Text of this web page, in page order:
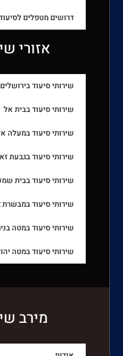
דרושים מטפלים
אזורי
שירותי סיעוד בירושלים
שירותי סיעוד בבית אל
שירותי סיעוד במעלה
שירותי סיעוד בגבעת
שירותי סיעוד בבית
שירותי סיעוד במבשרת
שירותי סיעוד במטה
שירותי סיעוד במטה
מירב